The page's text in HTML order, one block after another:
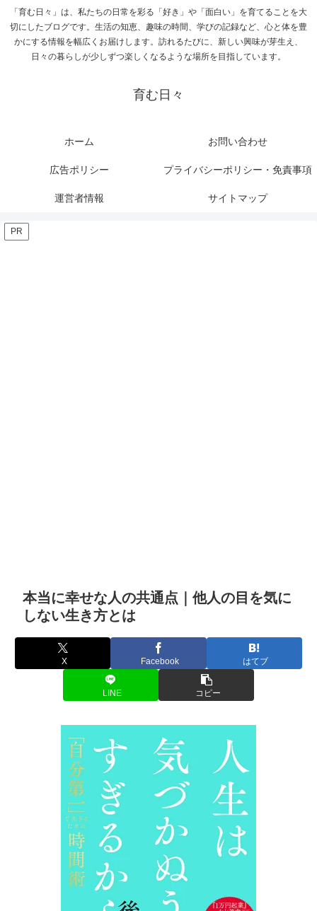
「育む日々」は、私たちの日常を彩る「好き」や「面白い」を育てることを大
切にしたブログです。生活の知恵、趣味の時間、学びの記録など、心と体を豊
かにする情報を幅広くお届けします。訪れるたびに、新しい興味が芽生え、
日々の暮らしが少しずつ楽しくなるような場所を目指しています。
育む日々
ホーム お問い合わせ
広告ポリシー プライバシーポリシー・免責事項
運営者情報 サイトマップ
PR
本当に幸せな人の共通点｜他人の目を気に
しない生き方とは
X Facebook はてブ
LINE コピー